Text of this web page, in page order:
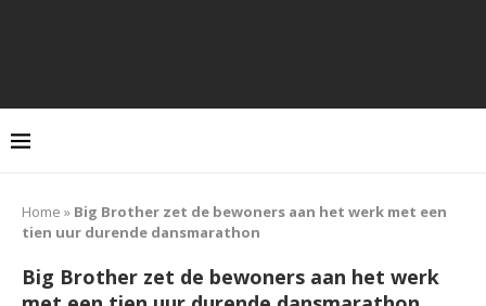
Home » Big Brother zet de bewoners aan het werk met een
tien uur durende dansmarathon
Big Brother zet de bewoners aan het werk